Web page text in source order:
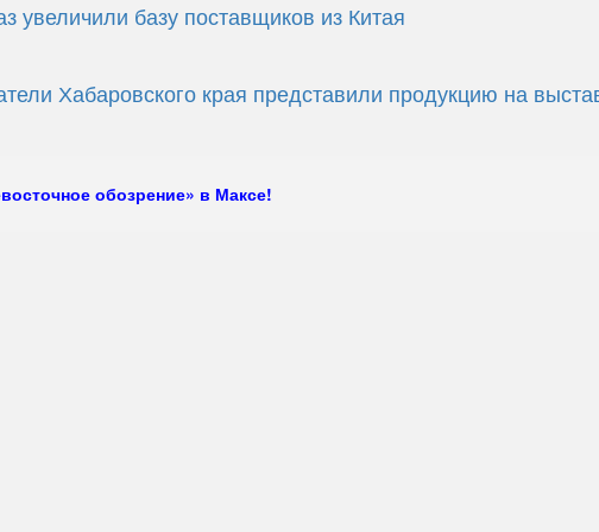
увеличили базу поставщиков из Китая
Хабаровского края представили продукцию на
обозрение» в Максе!